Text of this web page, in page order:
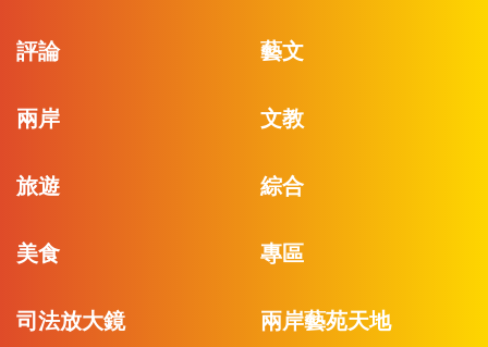
評論 藝文
兩岸 文教
旅遊 綜合
美食 專區
司法放大鏡 兩岸藝苑天地